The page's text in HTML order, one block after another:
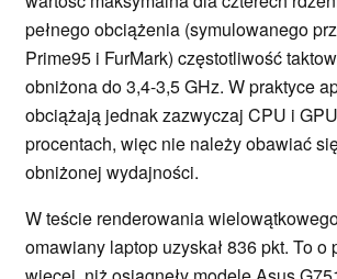
pełnego obciążenia (symulowanego
Prime95 i FurMark) częstotliwość
obniżona do 3,4-3,5 GHz. W praktyce
obciążają jednak zazwyczaj CPU i
procentach, więc nie należy obawiać
obniżonej wydajności.
W teście renderowania
omawiany laptop uzyskał 836 pkt. To o